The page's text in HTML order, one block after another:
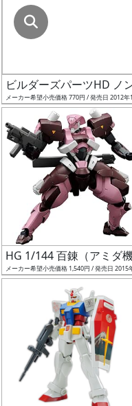
ク
ス
ア
ー
ト
イ
ー
タ
ー
（β）
ビルダーズパーツHD ノ
メーカー希望小売価格 770円 / 発売日 2012年
HG 1/144 百錬（アミダ機
メーカー希望小売価格 1,540円 / 発売日 2015